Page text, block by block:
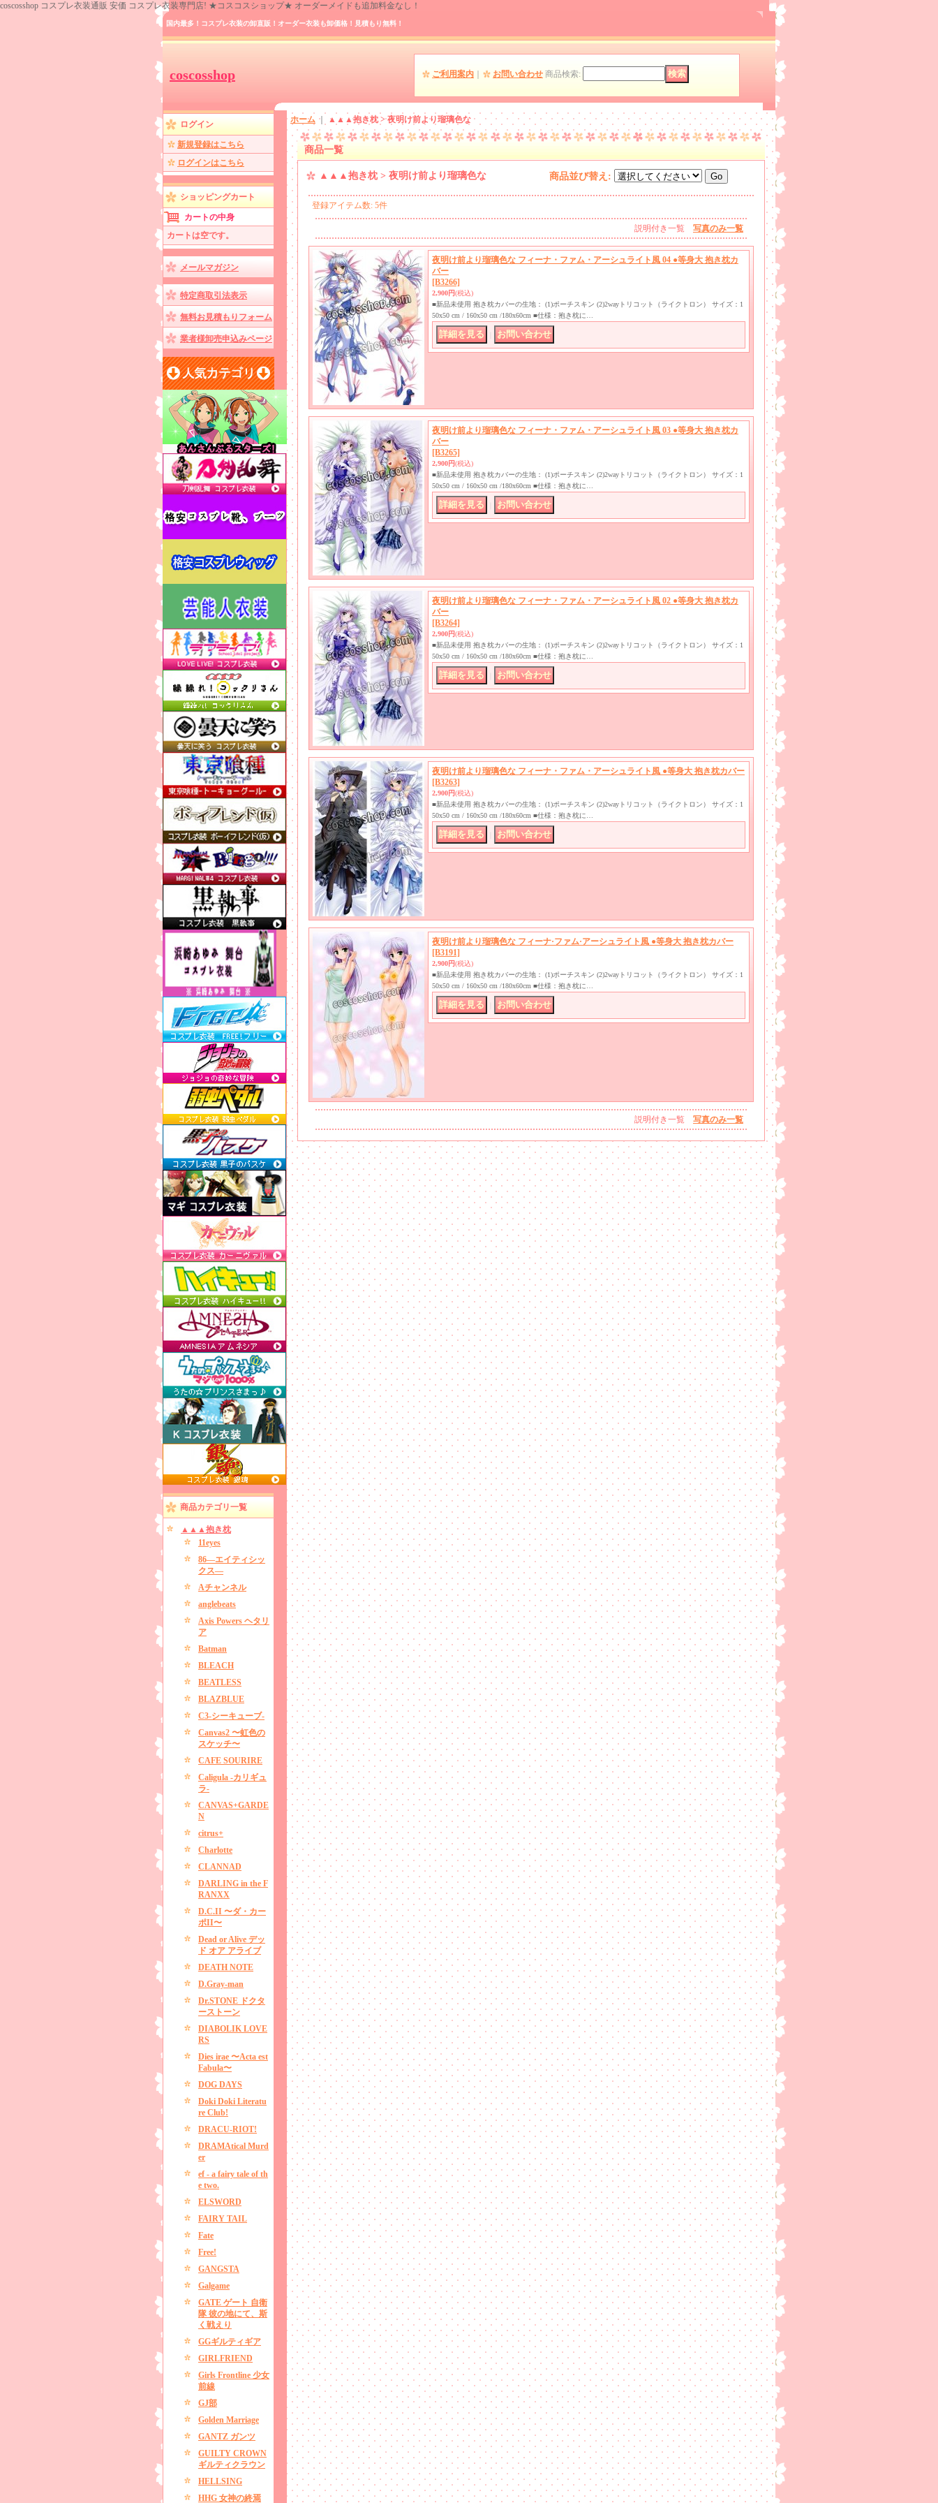
coscosshop コスプレ衣装通販 安価 コスプレ衣装専門店! ★コスコスショップ★ オーダーメイドも追加料金なし！
国内最多！コスプレ衣装の卸直販！オーダー衣装も卸価格！見積もり無料！
coscosshop ご利用案内 お問い合わせ 商品検索:
ログイン
新規登録はこちら
ログインはこちら
ショッピングカート
カートの中身
カートは空です。
メールマガジン
特定商取引法表示
無料お見積もりフォーム
業者様卸売申込みページ
商品カテゴリ一覧
▲▲▲抱き枕
11eyes
86―エイティシッ
クス―
Aチャンネル
anglebeats
Axis Powers ヘタリ
ア
Batman
BLEACH
BEATLESS
BLAZBLUE
C3-シーキューブ-
Canvas2 〜虹色の
スケッチ〜
CAFE SOURIRE
Caligula -カリギュ
ラ-
CANVAS+GARDE
N
citrus+
Charlotte
CLANNAD
DARLING in the F
RANXX
D.C.II 〜ダ・カー
ポII〜
Dead or Alive デッ
ド オア アライブ
DEATH NOTE
D.Gray-man
Dr.STONE ドクタ
ーストーン
DIABOLIK LOVE
RS
Dies irae 〜Acta est
Fabula〜
DOG DAYS
Doki Doki Literatu
re Club!
DRACU-RIOT!
DRAMAtical Murd
er
ef - a fairy tale of th
e two.
ELSWORD
FAIRY TAIL
Fate
Free!
GANGSTA
Galgame
GATE ゲート 自衛
隊 彼の地にて、斯
く戦えり
GGギルティギア
GIRLFRIEND
Girls Frontline 少女
前線
GJ部
Golden Marriage
GANTZ ガンツ
GUILTY CROWN
ギルティクラウン
HELLSING
HHG 女神の終焉
ホーム ｜ ▲▲▲抱き枕 > 夜明け前より瑠璃色な
商品一覧
▲▲▲抱き枕 > 夜明け前より瑠璃色な 商品並び替え :
登録アイテム数: 5件
説明付き一覧 写真のみ一覧
夜明け前より瑠璃色な フィーナ・ファム・アーシュライト風 04 ●等身大 抱き枕カ
バー
[B3266]
2,900円(税込)
■新品未使用 抱き枕カバーの生地： (1)ポーチスキン (2)2wayトリコット（ライクトロン） サイズ：1
50x50 cm / 160x50 cm /180x60cm ■仕様：抱き枕に…
夜明け前より瑠璃色な フィーナ・ファム・アーシュライト風 03 ●等身大 抱き枕カ
バー
[B3265]
2,900円(税込)
■新品未使用 抱き枕カバーの生地： (1)ポーチスキン (2)2wayトリコット（ライクトロン） サイズ：1
50x50 cm / 160x50 cm /180x60cm ■仕様：抱き枕に…
夜明け前より瑠璃色な フィーナ・ファム・アーシュライト風 02 ●等身大 抱き枕カ
バー
[B3264]
2,900円(税込)
■新品未使用 抱き枕カバーの生地： (1)ポーチスキン (2)2wayトリコット（ライクトロン） サイズ：1
50x50 cm / 160x50 cm /180x60cm ■仕様：抱き枕に…
夜明け前より瑠璃色な フィーナ・ファム・アーシュライト風 ●等身大 抱き枕カバー
[B3263]
2,900円(税込)
■新品未使用 抱き枕カバーの生地： (1)ポーチスキン (2)2wayトリコット（ライクトロン） サイズ：1
50x50 cm / 160x50 cm /180x60cm ■仕様：抱き枕に…
夜明け前より瑠璃色な フィーナ·ファム·アーシュライト風 ●等身大 抱き枕カバー
[B3191]
2,900円(税込)
■新品未使用 抱き枕カバーの生地： (1)ポーチスキン (2)2wayトリコット（ライクトロン） サイズ：1
50x50 cm / 160x50 cm /180x60cm ■仕様：抱き枕に…
説明付き一覧 写真のみ一覧